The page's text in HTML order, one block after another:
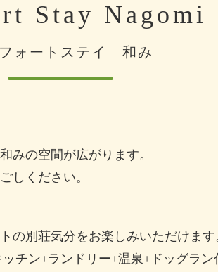
Stay Nagomi
ォートステイ 和み
みの空間が広がります。
しください。
の別荘気分をお楽しみいただけます
チン+ランドリー+温泉+ドッグラン